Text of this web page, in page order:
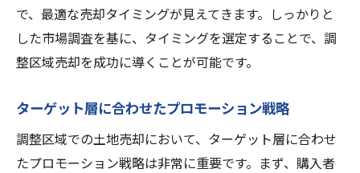
で、最適な売却タイミングが見えてきます。しっかりと
した市場調査を基に、タイミングを選定することで、調
整区域売却を成功に導くことが可能です。
ターゲット層に合わせたプロモーション戦略
調整区域での土地売却において、ターゲット層に合わせ
たプロモーション戦略は非常に重要です。まず、購入者